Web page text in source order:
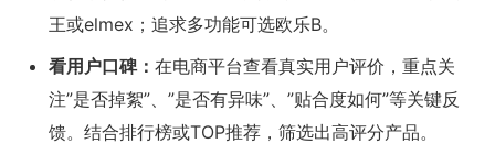
王或elmex；追求多功能可选欧乐B。
看用户口碑： 在电商平台查看真实用户评价，重点关
注”是否掉絮”、”是否有异味”、”贴合度如何”等关键反
馈。结合排行榜或TOP推荐，筛选出高评分产品。